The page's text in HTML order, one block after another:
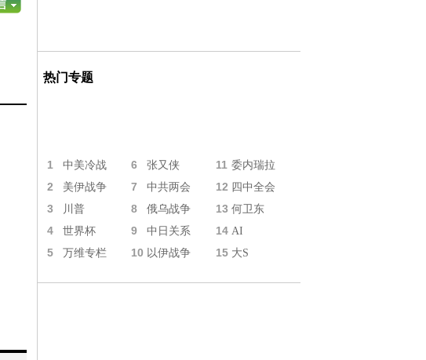
热门专题
1 中美冷战 6 张又侠 11 委内瑞拉
2 美伊战争 7 中共两会 12 四中全会
3 川普 8 俄乌战争 13 何卫东
4 世界杯 9 中日关系 14 AI
5 万维专栏 10 以伊战争 15 大S